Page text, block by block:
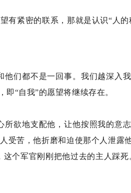
有紧密的联系，那就是认识“人
们都不是一回事。我们越深入
“自我”的愿望将继续存在。
欲地支配他，让他按照我的意
受苦，他折磨和迫使那个人泄露
这个军官刚刚把他过去的主人踩